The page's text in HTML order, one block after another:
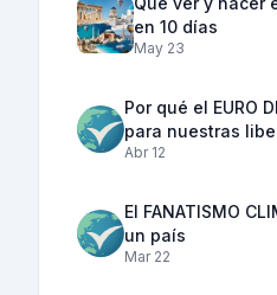
en 10 días
May 23
Por qué el EURO
para nuestras
Abr 12
El FANATISMO
un país
Mar 22